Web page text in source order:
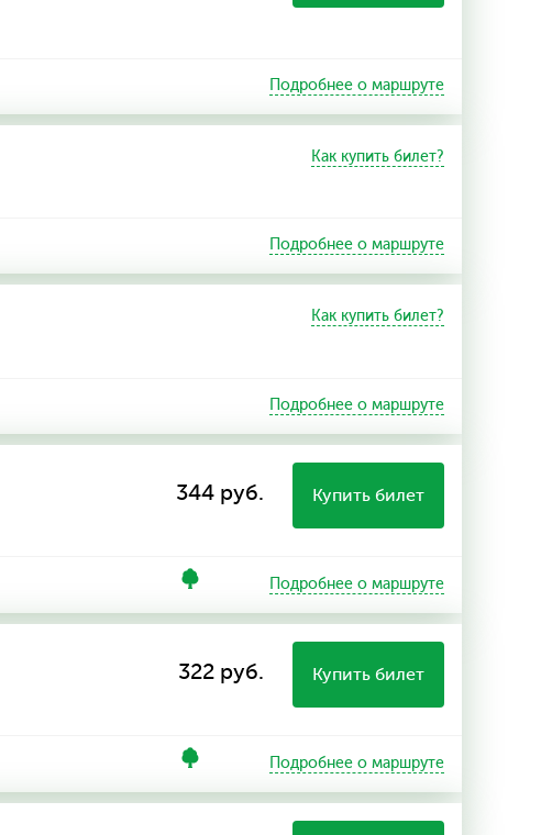
Подробнее о маршруте
Как купить билет?
Подробнее о маршруте
Как купить билет?
Подробнее о маршруте
344 руб. Купить билет
Подробнее о маршруте
322 руб. Купить билет
Подробнее о маршруте